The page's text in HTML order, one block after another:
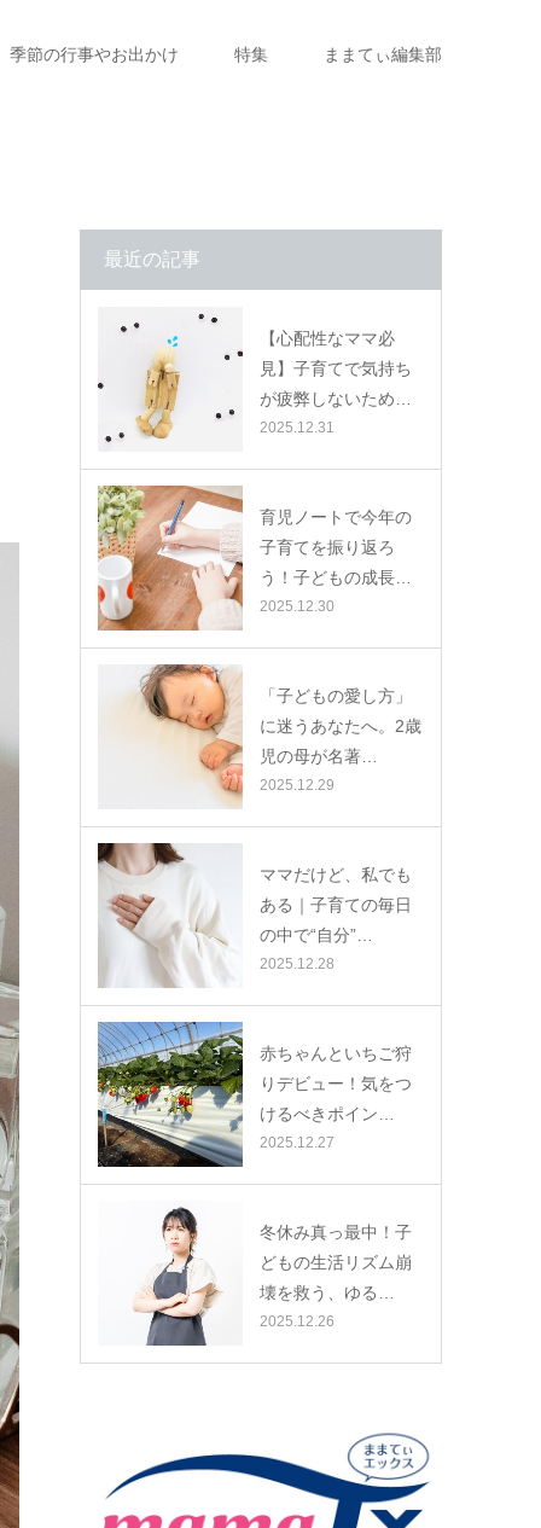
季節の行事やお出かけ 特集 ままてぃ編集部
最近の記事
【心配性なママ必
見】子育てで気持ち
が疲弊しないため…
2025.12.31
育児ノートで今年の
子育てを振り返ろ
う！子どもの成長…
2025.12.30
「子どもの愛し方」
に迷うあなたへ。2歳
児の母が名著…
2025.12.29
ママだけど、私でも
ある｜子育ての毎日
の中で“自分”…
2025.12.28
赤ちゃんといちご狩
りデビュー！気をつ
けるべきポイン…
2025.12.27
冬休み真っ最中！子
どもの生活リズム崩
壊を救う、ゆる…
2025.12.26